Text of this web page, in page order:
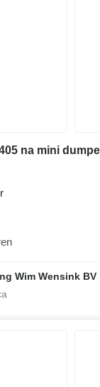
Wim Wensink BV